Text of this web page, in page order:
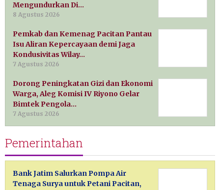
Mengundurkan Di…
8 Agustus 2026
Pemkab dan Kemenag Pacitan Pantau
Isu Aliran Kepercayaan demi Jaga
Kondusivitas Wilay…
7 Agustus 2026
Dorong Peningkatan Gizi dan Ekonomi
Warga, Aleg Komisi IV Riyono Gelar
Bimtek Pengola…
7 Agustus 2026
Pemerintahan
Bank Jatim Salurkan Pompa Air
Tenaga Surya untuk Petani Pacitan,